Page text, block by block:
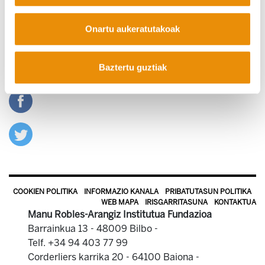
Onartu aukeratutakoak
Baztertu guztiak
Organización para la alternativa (Adolfo Muñoz “Txiki”,
ONDORIOAK
formakuntza arduraduna)
COOKIEN POLITIKA INFORMAZIO KANALA
PRIBATUTASUN POLITIKA
WEB MAPA
IRISGARRITASUNA KONTAKTUA
Manu Robles-Arangiz Institutua Fundazioa
Barrainkua 13 - 48009 Bilbo -
Telf. +34 94 403 77 99
Corderliers karrika 20 - 64100 Baiona -